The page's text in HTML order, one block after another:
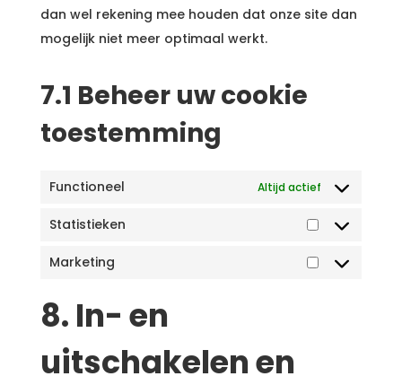
dan wel rekening mee houden dat onze site dan
mogelijk niet meer optimaal werkt.
7.1 Beheer uw cookie
toestemming
Functioneel Altijd actief
Statistieken
Statistieken
Marketing
Marketing
8. In- en
uitschakelen en